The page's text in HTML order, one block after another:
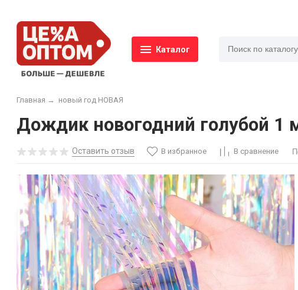
Каталог
Главная → новый год НОВАЯ
Дождик новогодний голубой 1
Оставить отзыв В избранное В сравнение